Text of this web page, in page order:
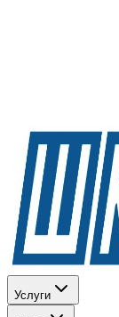
Услуги